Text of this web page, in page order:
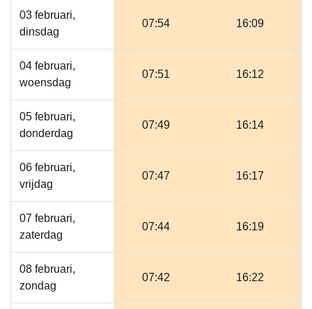
03 februari,
dinsdag
07:54 16:09
04 februari,
woensdag
07:51 16:12
05 februari,
donderdag
07:49 16:14
06 februari,
vrijdag
07:47 16:17
07 februari,
zaterdag
07:44 16:19
08 februari,
zondag
07:42 16:22